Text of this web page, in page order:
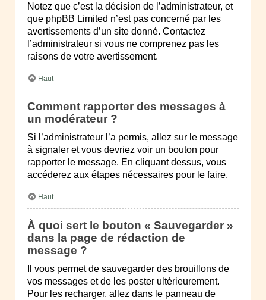
Notez que c’est la décision de l’administrateur, et
que phpBB Limited n’est pas concerné par les
avertissements d’un site donné. Contactez
l’administrateur si vous ne comprenez pas les
raisons de votre avertissement.
Haut
Comment rapporter des messages à
un modérateur ?
Si l’administrateur l’a permis, allez sur le message
à signaler et vous devriez voir un bouton pour
rapporter le message. En cliquant dessus, vous
accéderez aux étapes nécessaires pour le faire.
Haut
À quoi sert le bouton « Sauvegarder »
dans la page de rédaction de
message ?
Il vous permet de sauvegarder des brouillons de
vos messages et de les poster ultérieurement.
Pour les recharger, allez dans le panneau de